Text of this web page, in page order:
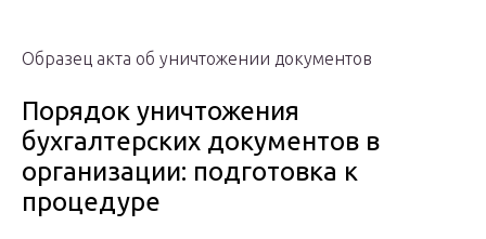
Образец акта об уничтожении документов
Порядок уничтожения
бухгалтерских документов в
организации: подготовка к
процедуре